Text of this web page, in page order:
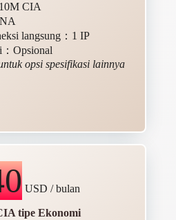
CIA
langsung：1 IP
：Opsional
opsi spesifikasi lainnya
USD / bulan
tipe Ekonomi